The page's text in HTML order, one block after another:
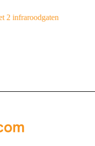
2 infraroodgaten